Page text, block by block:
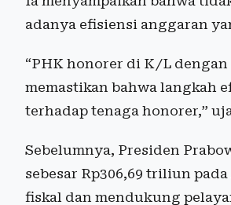
adanya efisiensi anggaran
“PHK honorer di K/L
memastikan bahwa langkah
terhadap tenaga honorer,”
Sebelumnya, Presiden
sebesar Rp306,69 triliun
fiskal dan mendukung